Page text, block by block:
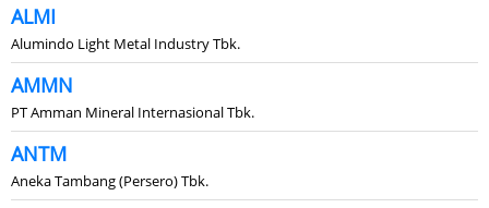
ALMI
Alumindo Light Metal Industry Tbk.
AMMN
PT Amman Mineral Internasional Tbk.
ANTM
Aneka Tambang (Persero) Tbk.